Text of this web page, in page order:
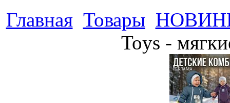
Главная Товары
Toys -
РЕКЛАМА